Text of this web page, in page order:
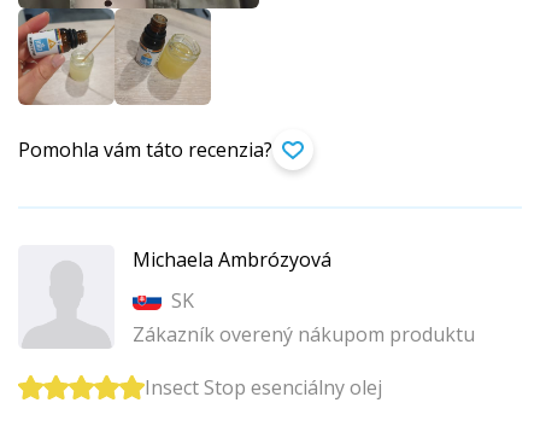
Pomohla vám táto recenzia?
Michaela Ambrózyová
SK
Zákazník overený nákupom produktu
Insect Stop esenciálny olej